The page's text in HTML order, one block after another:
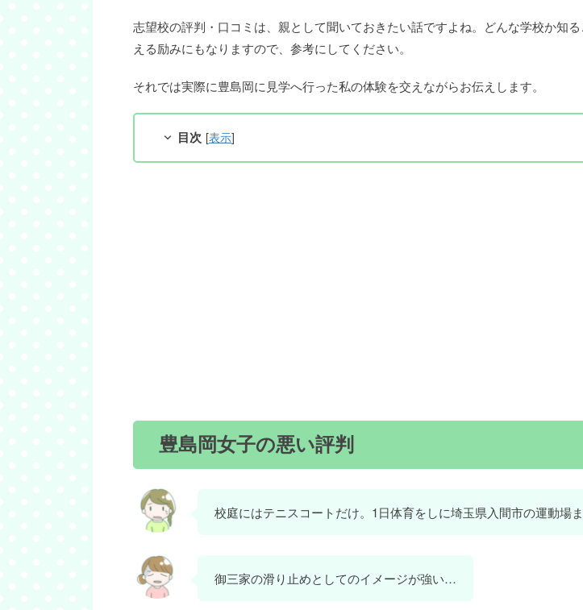
志望校の評判・口コミは、親として聞いておきたい話ですよね。どんな学校か知
える励みにもなりますので、参考にしてください。
それでは実際に豊島岡に見学へ行った私の体験を交えながらお伝えします。
目次 [表示]
豊島岡女子の悪い評判
校庭にはテニスコートだけ。1日体育をしに埼玉県入間市の運動場
御三家の滑り止めとしてのイメージが強い…